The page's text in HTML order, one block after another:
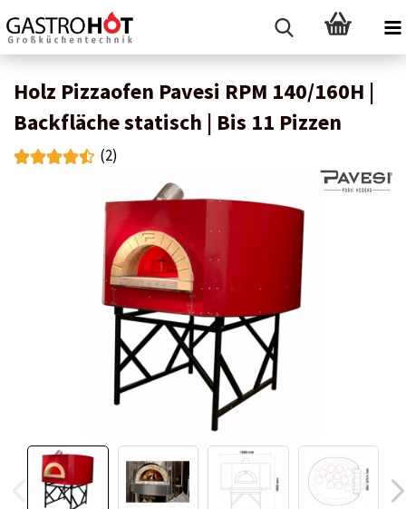
Holz Pizzaofen Pavesi RPM 140/160H |
Backfläche statisch | Bis 11 Pizzen
(2)